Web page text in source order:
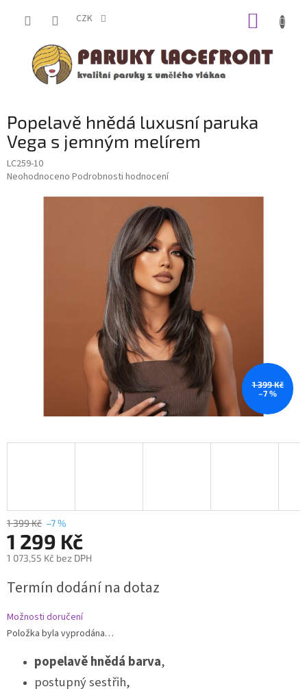
CZK
Popelavě hnědá luxusní paruka
Vega s jemným melírem
LC259-10
Průměrné
Neohodnoceno Podrobnosti hodnocení
1 399 Kč
–7 %
1 399 Kč –7 %
1 299 Kč
1 073,55 Kč bez DPH
cena:
Termín dodání na dotaz
Možnosti doručení
Položka byla vyprodána…
popelavě hnědá barva,
postupný sestřih,